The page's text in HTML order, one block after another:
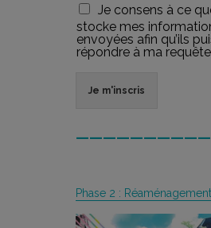
Je consens à ce
stocke mes
envoyées afin qu’ils
répondre à ma requête.
Je m'inscris
Phase 2 :